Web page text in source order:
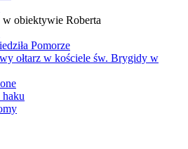
obiektywie Roberta
Pomorze
ołtarz w kościele św. Brygidy w